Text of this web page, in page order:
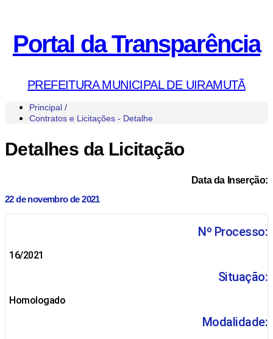
Portal da Transparência
PREFEITURA MUNICIPAL DE UIRAMUTÃ
Principal /
Contratos e Licitações - Detalhe
Detalhes da Licitação
Data da Inserção:
22 de novembro de 2021
Nº Processo:
16/2021
Situação:
Homologado
Modalidade: